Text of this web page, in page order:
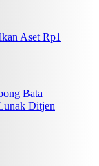
Aset Rp1
Bata
Ditjen